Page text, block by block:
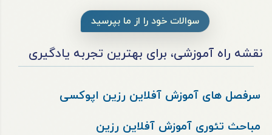
سوالات خود را از ما بپرسید
نقشه راه آموزشی، برای بهترین تجربه یادگیری
سرفصل های آموزش آفلاین رزین اپوکسی
مباحث تئوری آموزش آفلاین رزین